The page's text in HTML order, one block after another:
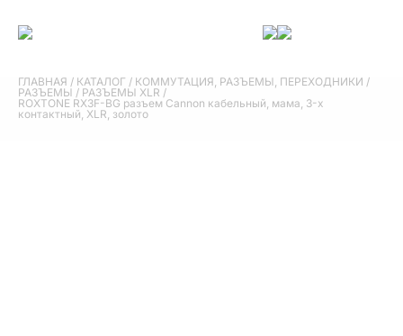
ГЛАВНАЯ / КАТАЛОГ / КОММУТАЦИЯ, РАЗЪЕМЫ, ПЕРЕХОДНИКИ /
РАЗЪЕМЫ / РАЗЪЕМЫ XLR /
ROXTONE RX3F-BG разъем Cannon кабельный, мама, 3-х
контактный, XLR, золото